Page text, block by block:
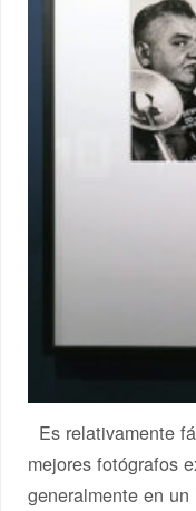
Es relativamente
mejores fotógrafos
generalmente en